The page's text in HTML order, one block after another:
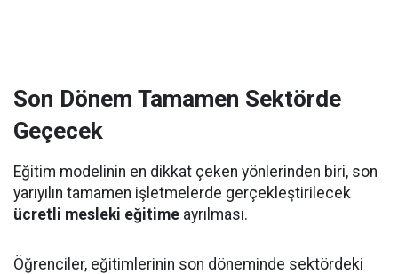
Son Dönem Tamamen Sektörde
Geçecek
Eğitim modelinin en dikkat çeken yönlerinden biri, son
yarıyılın tamamen işletmelerde gerçekleştirilecek
ücretli mesleki eğitime ayrılması.
Öğrenciler, eğitimlerinin son döneminde sektördeki